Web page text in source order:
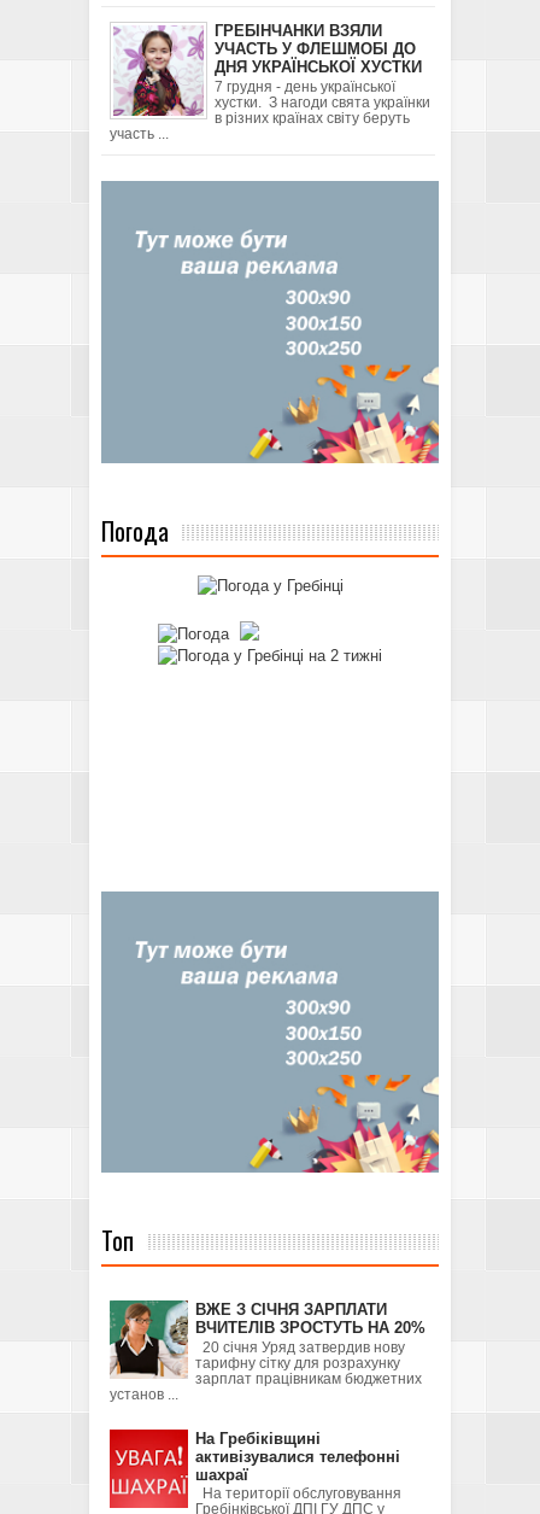
ГРЕБІНЧАНКИ ВЗЯЛИ
УЧАСТЬ У ФЛЕШМОБІ ДО
ДНЯ УКРАЇНСЬКОЇ ХУСТКИ
7 грудня - день української
хустки. З нагоди свята українки
в різних країнах світу беруть
участь ...
Погода
Топ
ВЖЕ З СІЧНЯ ЗАРПЛАТИ
ВЧИТЕЛІВ ЗРОСТУТЬ НА 20%
20 січня Уряд затвердив нову
тарифну сітку для розрахунку
зарплат працівникам бюджетних
установ ...
На Гребіківщині
активізувалися телефонні
шахраї
На території обслуговування
Гребінківської ДПІ ГУ ДПС у